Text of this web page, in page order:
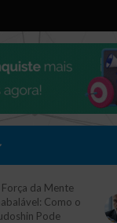
Força da Mente
Como o
Pode